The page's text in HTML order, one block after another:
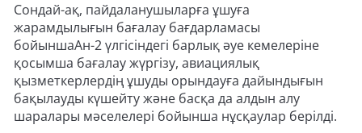
Сондай-ақ, пайдаланушыларға ұшуға
жарамдылығын бағалау бағдарламасы
бойыншаАн-2 үлгісіндегі барлық әуе кемелеріне
қосымша бағалау жүргізу, авиациялық
қызметкерлердің ұшуды орындауға дайындығын
бақылауды күшейту және басқа да алдын алу
шаралары мәселелері бойынша нұсқаулар берілді.